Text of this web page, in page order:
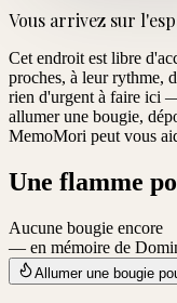
Vous arrivez sur
Cet endroit est libre
proches, à leur rythme,
rien d'urgent à faire ici
allumer une bougie,
MemoMori peut vous
Une flamme
Aucune bougie encore
— en mémoire de
Allumer une bougie